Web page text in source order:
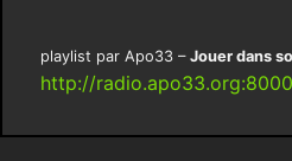
playlist par Apo33 – Jouer dans
http://